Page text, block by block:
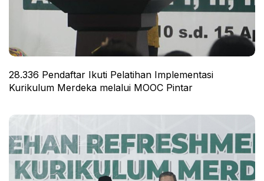
28.336 Pendaftar Ikuti Pelatihan Implementasi
Kurikulum Merdeka melalui MOOC Pintar